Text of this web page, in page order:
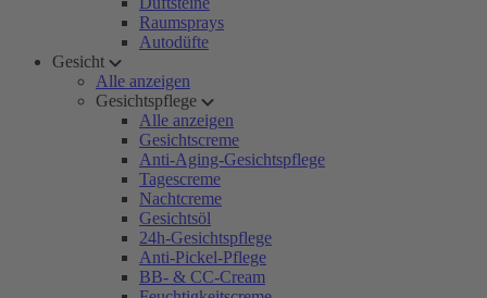
Raumsprays
Autodüfte
Gesicht
Alle anzeigen
Gesichtspflege
Alle anzeigen
Gesichtscreme
Anti-Aging-Gesichtspflege
Tagescreme
Nachtcreme
Gesichtsöl
24h-Gesichtspflege
Anti-Pickel-Pflege
BB- & CC-Cream